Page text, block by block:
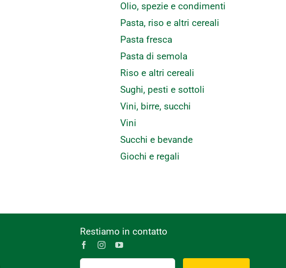
Olio, spezie e condimenti
Pasta, riso e altri cereali
Pasta fresca
Pasta di semola
Riso e altri cereali
Sughi, pesti e sottoli
Vini, birre, succhi
Vini
Succhi e bevande
Giochi e regali
Restiamo in contatto